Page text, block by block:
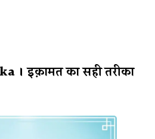
इक़ामत का सही तरीका